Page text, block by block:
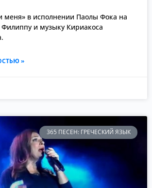
меня» в исполнении Паолы Фока на
Филиппу и музыку Кириакоса
»
365 ПЕСЕН: ГРЕЧЕСКИЙ ЯЗЫК